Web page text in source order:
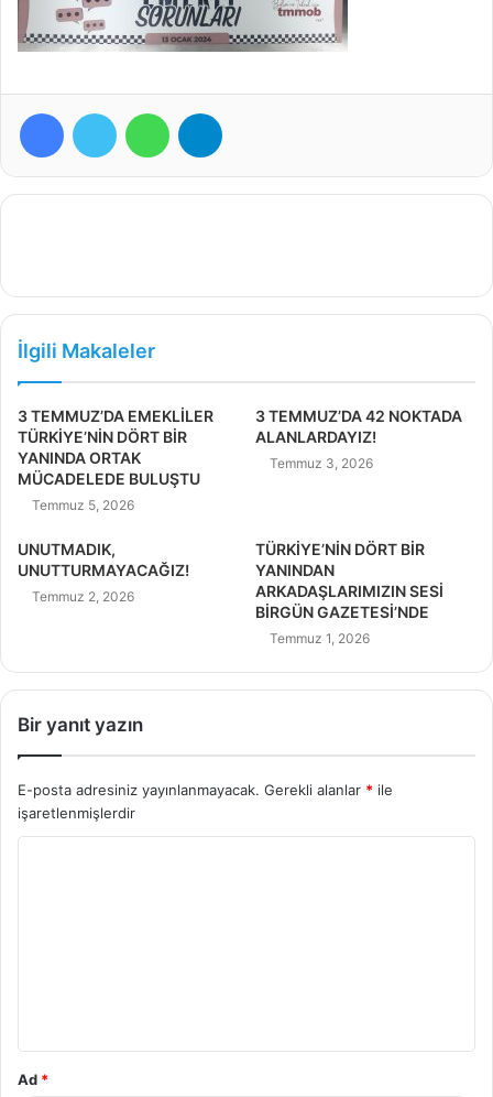
İlgili Makaleler
3 TEMMUZ’DA EMEKLİLER
TÜRKİYE’NİN DÖRT BİR
YANINDA ORTAK
MÜCADELEDE BULUŞTU
Temmuz 5, 2026
3 TEMMUZ’DA 42 NOKTADA
ALANLARDAYIZ!
Temmuz 3, 2026
UNUTMADIK,
UNUTTURMAYACAĞIZ!
Temmuz 2, 2026
TÜRKİYE’NİN DÖRT BİR
YANINDAN
ARKADAŞLARIMIZIN SESİ
BİRGÜN GAZETESİ’NDE
Temmuz 1, 2026
Bir yanıt yazın
E-posta adresiniz yayınlanmayacak. Gerekli alanlar * ile
işaretlenmişlerdir
Ad *